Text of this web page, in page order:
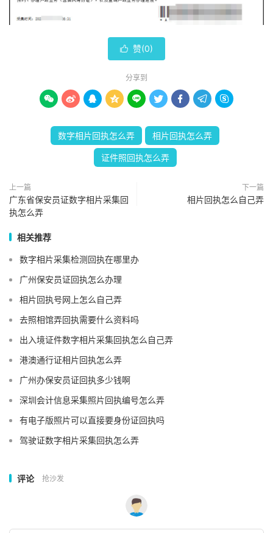
 赞(0)
分享到
        
数字相片回执怎么弄 相片回执怎么弄
证件照回执怎么弄
上一篇
广东省保安员证数字相片采集回
执怎么弄
下一篇
相片回执怎么自己弄
相关推荐
数字相片采集检测回执在哪里办
广州保安员证回执怎么办理
相片回执号网上怎么自己弄
去照相馆弄回执需要什么资料吗
出入境证件数字相片采集回执怎么自己弄
港澳通行证相片回执怎么弄
广州办保安员证回执多少钱啊
深圳会计信息采集照片回执编号怎么弄
有电子版照片可以直接要身份证回执吗
驾驶证数字相片采集回执怎么弄
评论 抢沙发